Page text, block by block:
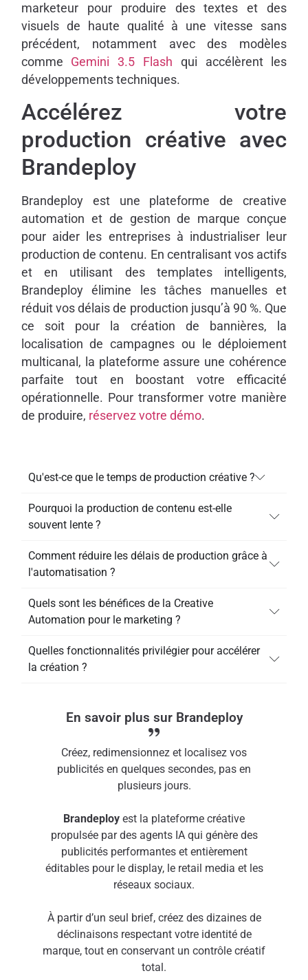
marketeur pour produire des textes et des
visuels de haute qualité à une vitesse sans
précédent, notamment avec des modèles
comme Gemini 3.5 Flash qui accélèrent les
développements techniques.
Accélérez votre
production créative avec
Brandeploy
Brandeploy est une plateforme de creative
automation et de gestion de marque conçue
pour aider les entreprises à industrialiser leur
production de contenu. En centralisant vos actifs
et en utilisant des templates intelligents,
Brandeploy élimine les tâches manuelles et
réduit vos délais de production jusqu’à 90 %. Que
ce soit pour la création de bannières, la
localisation de campagnes ou le déploiement
multicanal, la plateforme assure une cohérence
parfaite tout en boostant votre efficacité
opérationnelle. Pour transformer votre manière
de produire, réservez votre démo.
Qu'est-ce que le temps de production créative ?
Pourquoi la production de contenu est-elle
souvent lente ?
Comment réduire les délais de production grâce à
l'automatisation ?
Quels sont les bénéfices de la Creative
Automation pour le marketing ?
Quelles fonctionnalités privilégier pour accélérer
la création ?
En savoir plus sur Brandeploy
Créez, redimensionnez et localisez vos
publicités en quelques secondes, pas en
plusieurs jours.
Brandeploy est la plateforme créative
propulsée par des agents IA qui génère des
publicités performantes et entièrement
éditables pour le display, le retail media et les
réseaux sociaux.
À partir d’un seul brief, créez des dizaines de
déclinaisons respectant votre identité de
marque, tout en conservant un contrôle créatif
total.